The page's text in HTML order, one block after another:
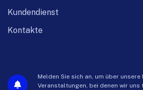
Kundendienst
Kontakte
Melden Sie sich an, um über unsere
Veranstaltungen, bei denen wir